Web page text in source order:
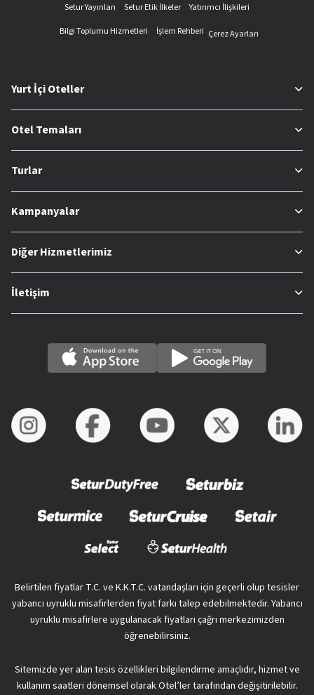
Setur Yayınları
Setur Etik İlkeler
Yatırımcı İlişkileri
Bilgi Toplumu Hizmetleri
İşlem Rehberi Çerez Ayarları
Yurt İçi Oteller
Otel Temaları
Turlar
Kampanyalar
Diğer Hizmetlerimiz
İletişim
Belirtilen fiyatlar T.C. ve K.K.T.C. vatandaşları için geçerli olup tesisler
yabancı uyruklu misafirlerden fiyat farkı talep edebilmektedir. Yabancı
uyruklu misafirlere uygulanacak fiyatları çağrı merkezimizden
öğrenebilirsiniz.
Sitemizde yer alan tesis özellikleri bilgilendirme amaçlıdır, hizmet ve
kullanım saatleri dönemsel olarak Otel’ler tarafından değişitirilebilir.